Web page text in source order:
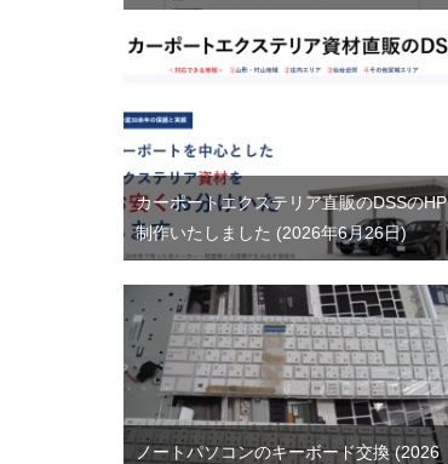
カーポートエクステリア直販のDSSのHP
制作いたしました
2026年6月26日
ノートパソコンのキーボード交換 2026